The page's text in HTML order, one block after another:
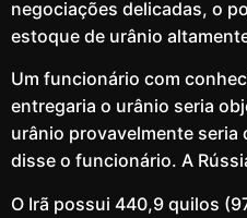
negociações delicadas, o
estoque de urânio
Um funcionário com
entregaria o urânio seria
urânio provavelmente
disse o funcionário. A
O Irã possui 440,9 quilos